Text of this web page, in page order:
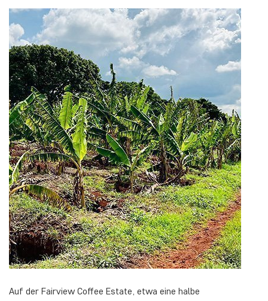
Auf der Fairview Coffee Estate, etwa eine halbe